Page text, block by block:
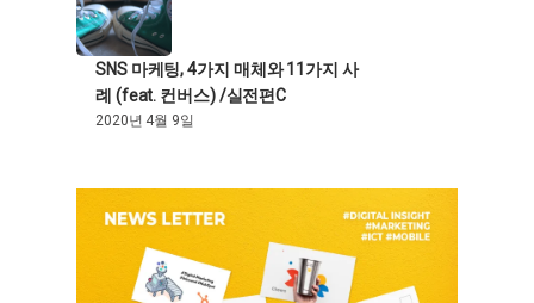
SNS 마케팅, 4가지 매체와 11가지 사
례 (feat. 컨버스) /실전편C
2020년 4월 9일